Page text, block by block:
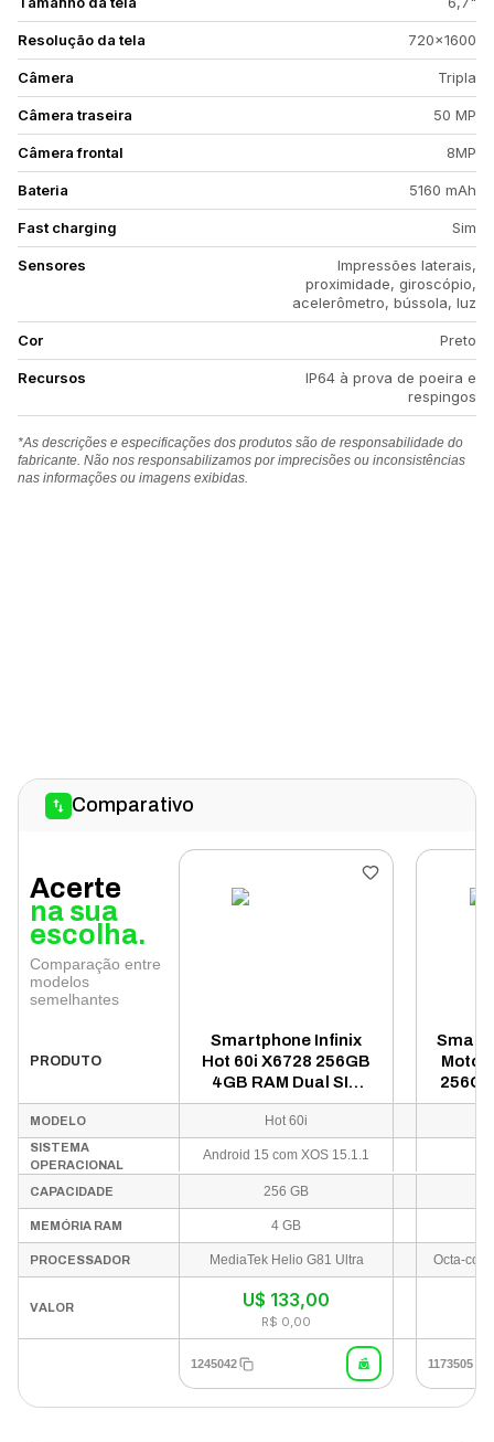
Resolução da tela 720×1600
Câmera Tripla
Câmera traseira 50 MP
Câmera frontal 8MP
Bateria 5160 mAh
Fast charging Sim
Sensores
Impressões laterais,
proximidade, giroscópio,
acelerômetro, bússola, luz
Cor Preto
Recursos
IP64 à prova de poeira e
respingos
*As descrições e especificações dos produtos são de responsabilidade do
fabricante. Não nos responsabilizamos por imprecisões ou inconsistências
nas informações ou imagens exibidas.
Comparativo
Acerte
na sua
escolha.
Comparação entre
modelos
semelhantes
PRODUTO
Smartphone Infinix
Hot 60i X6728 256GB
4GB RAM Dual SIM
Tela 6.75" - Preto
Moto
Tela
MODELO Hot 60i
SISTEMA
OPERACIONAL
Android 15 com XOS 15.1.1
CAPACIDADE 256 GB
MEMÓRIA RAM 4 GB
PROCESSADOR MediaTek Helio G81 Ultra
VALOR U$ 133,00
R$ 0,00
1245042 1173505